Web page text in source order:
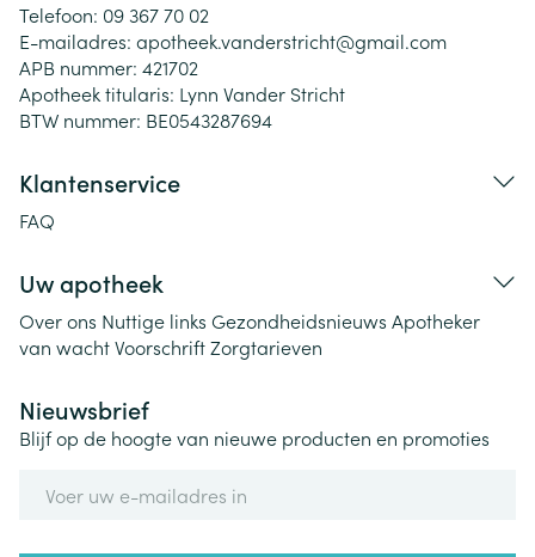
Telefoon: 09 367 70 02
E-mailadres: apotheek.vanderstricht@gmail.com
APB nummer: 421702
Apotheek titularis: Lynn Vander Stricht
BTW nummer: BE0543287694
Klantenservice
FAQ
Uw apotheek
Over ons Nuttige links Gezondheidsnieuws Apotheker
van wachtVoorschriftZorgtarieven
Nieuwsbrief
Blijf op de hoogte van nieuwe producten en promoties